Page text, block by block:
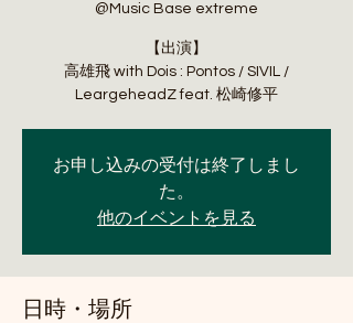
@Music Base extreme
【出演】
高雄飛 with Dois : Pontos / SIVIL /
LeargeheadZ feat. 松崎修平
お申し込みの受付は終了しまし
た。
他のイベントを見る
日時・場所